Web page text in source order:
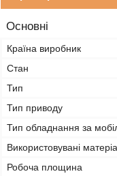
Основні
Країна виробник
Стан
Тип
Тип приводу
Тип обладнання за
Використовувані
Робоча площина